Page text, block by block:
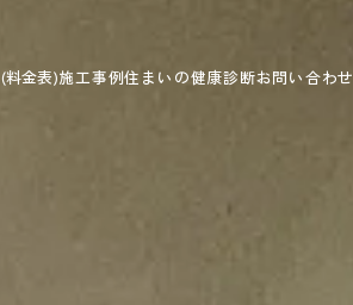
(料金表)施工事例住まいの健康診断お問い合わせ